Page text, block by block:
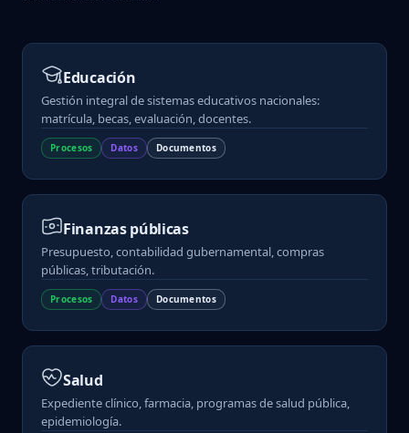
Educación
Gestión integral de sistemas educativos nacionales:
matrícula, becas, evaluación, docentes.
Procesos Datos Documentos
Finanzas públicas
Presupuesto, contabilidad gubernamental, compras
públicas, tributación.
Procesos Datos Documentos
Salud
Expediente clínico, farmacia, programas de salud pública,
epidemiología.